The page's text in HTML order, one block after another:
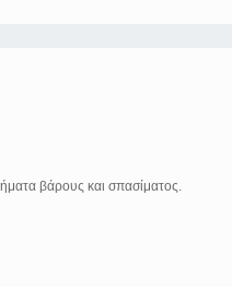
βάρους και σπασίματος.